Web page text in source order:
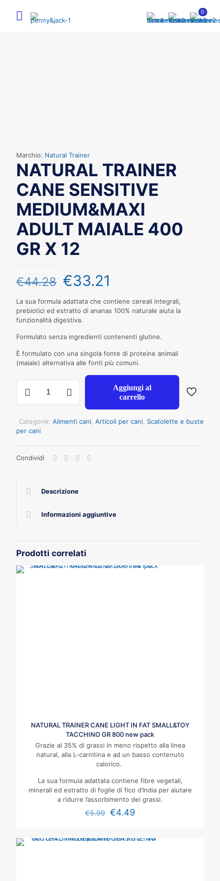
0
Marchio: Natural Trainer
NATURAL TRAINER
CANE SENSITIVE
MEDIUM&MAXI
ADULT MAIALE 400
GR X 12
€44.28 €33.21
La sua formula adattata che contiene cereali integrali,
prebiotici ed estratto di ananas 100% naturale aiuta la
funzionalità digestiva.
Formulato senza ingredienti contenenti glutine.
È formulato con una singola fonte di proteine animali
(maiale) alternativa alle fonti più comuni.
MEDIUM&MAXI
ADULT
GR
Aggiungi al
carrello
Categorie: Alimenti cani Articoli per cani Scatolette e buste
per cani
Condividi
Descrizione
Informazioni aggiuntive
Prodotti correlati
NATURAL TRAINER CANE LIGHT IN FAT SMALL&TOY
TACCHINO GR 800 new pack
Grazie al 35% di grassi in meno rispetto alla linea
natural, alla L-carnitina e ad un basso contenuto
calorico.
La sua formula adattata contiene fibre vegetali,
minerali ed estratto di foglie di fico d’India per aiutare
a ridurre l’assorbimento dei grassi.
€5.99 €4.49